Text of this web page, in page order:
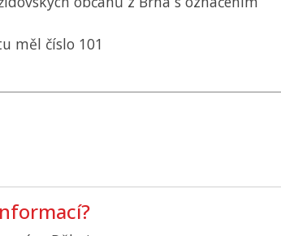
měl číslo 101